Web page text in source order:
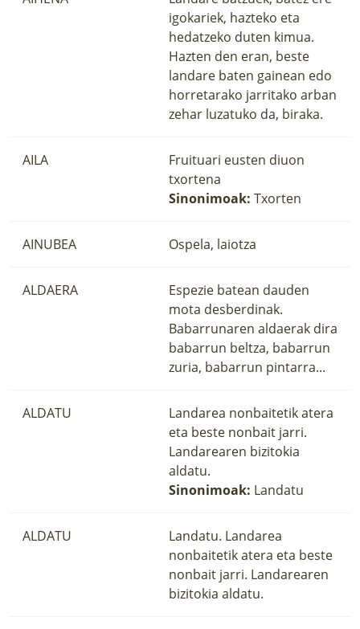
igokariek, hazteko eta
hedatzeko duten kimua.
Hazten den eran, beste
landare baten gainean edo
horretarako jarritako arban
zehar luzatuko da, biraka.
AILA
Fruituari eusten diuon
txortena
Sinonimoak: Txorten
AINUBEA Ospela, laiotza
ALDAERA
Espezie batean dauden
mota desberdinak.
Babarrunaren aldaerak dira
babarrun beltza, babarrun
zuria, babarrun pintarra...
ALDATU
Landarea nonbaitetik atera
eta beste nonbait jarri.
Landarearen bizitokia
aldatu.
Sinonimoak: Landatu
ALDATU
Landatu. Landarea
nonbaitetik atera eta beste
nonbait jarri. Landarearen
bizitokia aldatu.